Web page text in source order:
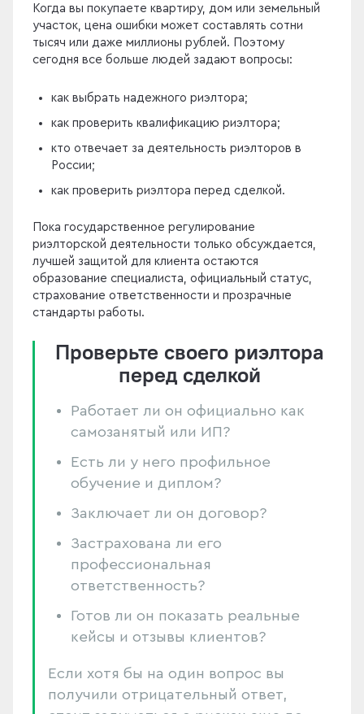
Когда вы покупаете квартиру, дом или земельный
участок, цена ошибки может составлять сотни
тысяч или даже миллионы рублей. Поэтому
сегодня все больше людей задают вопросы:
как выбрать надежного риэлтора;
как проверить квалификацию риэлтора;
кто отвечает за деятельность риэлторов в
России;
как проверить риэлтора перед сделкой.
Пока государственное регулирование
риэлторской деятельности только обсуждается,
лучшей защитой для клиента остаются
образование специалиста, официальный статус,
страхование ответственности и прозрачные
стандарты работы.
Проверьте своего риэлтора
перед сделкой
Работает ли он официально как
самозанятый или ИП?
Есть ли у него профильное
обучение и диплом?
Заключает ли он договор?
Застрахована ли его
профессиональная
ответственность?
Готов ли он показать реальные
кейсы и отзывы клиентов?
Если хотя бы на один вопрос вы
получили отрицательный ответ,